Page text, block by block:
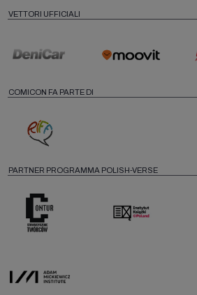
VETTORI UFFICIALI
COMICON FA PARTE DI
PARTNER PROGRAMMA POLISH-VERSE